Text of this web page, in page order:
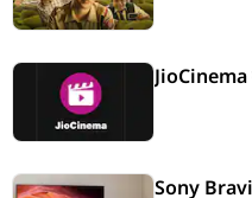
JioCinema
Sony